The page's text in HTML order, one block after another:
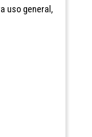
uso general,